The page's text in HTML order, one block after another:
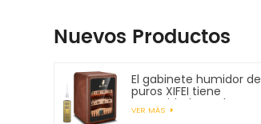
Nuevos Productos
El gabinete humidor de
puros XIFEI tiene
capacidad para hasta
150 puros
VER MÁS